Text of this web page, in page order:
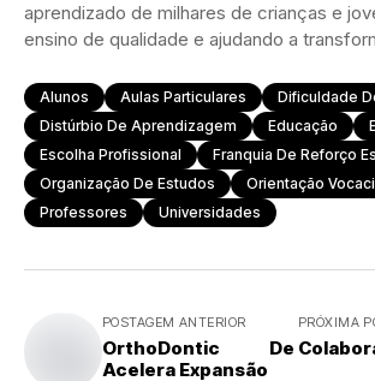
aprendizado de milhares de crianças e
ensino de qualidade e ajudando a
Alunos Aulas Particulares
Dificuldade
Distúrbio De Aprendizagem
Educação
Escolha Profissional
Franquia De Reforço
Organização De Estudos
Orientação
Professores
Universidades
POSTAGEM ANTERIOR
OrthoDontic
Acelera Expansão
PRÓXIMA
De